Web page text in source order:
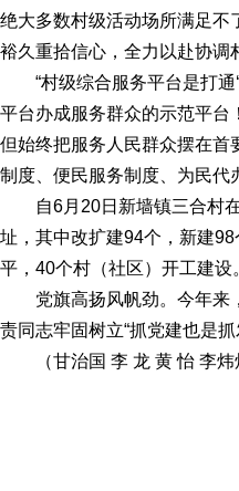
绝大多数村级活动场所满足不
裕久重拾信心，全力以赴协调
“村级综合服务平台是打
平台办成服务群众的示范平台
但始终把服务人民群众摆在首
制度、便民服务制度、为民代
自6月20日新墙镇三合村
址，其中改扩建94个，新建
平，40个村（社区）开工建设
党旗高扬风帆劲。今年来
责同志牢固树立“抓党建也是
（甘治国 李 龙 黄 怡 李炜